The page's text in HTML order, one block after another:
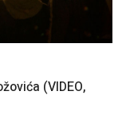
(VIDEO,